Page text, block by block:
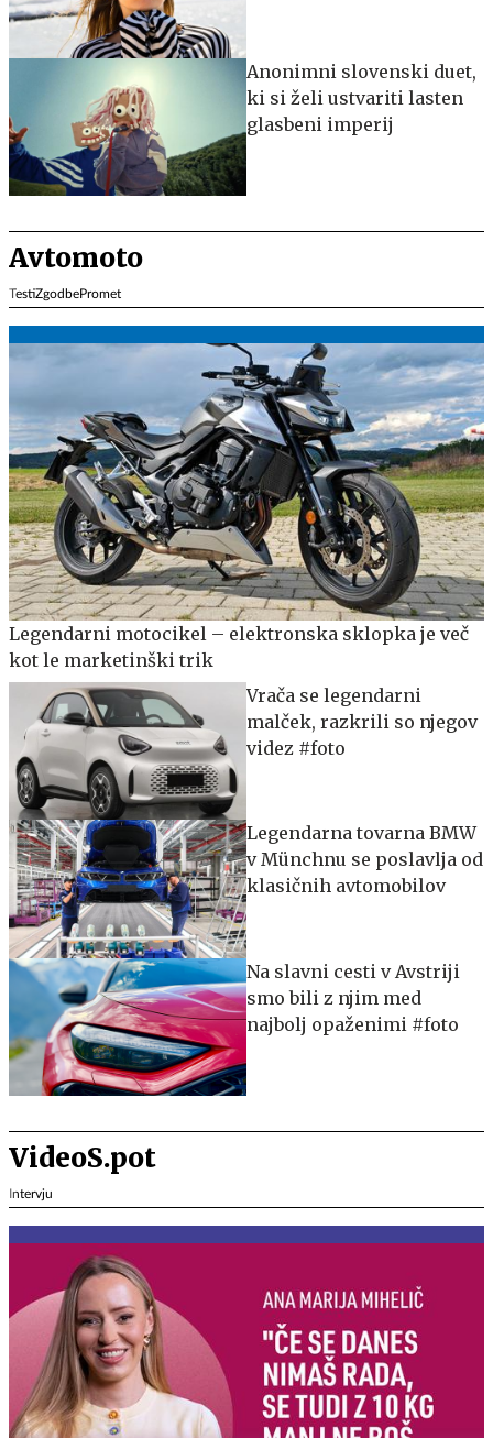
Anonimni slovenski duet,
ki si želi ustvariti lasten
glasbeni imperij
Avtomoto
TestiZgodbePromet
Legendarni motocikel – elektronska sklopka je več
kot le marketinški trik
Vrača se legendarni
malček, razkrili so njegov
videz #foto
Legendarna tovarna BMW
v Münchnu se poslavlja od
klasičnih avtomobilov
Na slavni cesti v Avstriji
smo bili z njim med
najbolj opaženimi #foto
VideoS.pot
Intervju